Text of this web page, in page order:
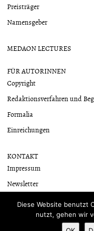
Preisträger
Namensgeber
MEDAON LECTURES
FÜR AUTORINNEN
Copyright
Redaktionsverfahren und
Formalia
Einreichungen
KONTAKT
Impressum
Newsletter
Diese Website benutzt
nutzt, gehen wir